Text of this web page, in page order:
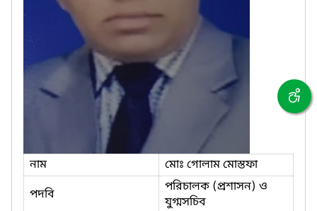
নাম
মোঃ গোলাম মোস্তফা
পদবি
পরিচালক (প্রশাসন) ও
যুগ্মসচিব